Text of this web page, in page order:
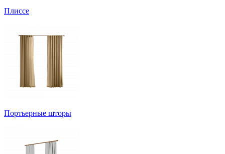
Плиссе
Портьерные шторы